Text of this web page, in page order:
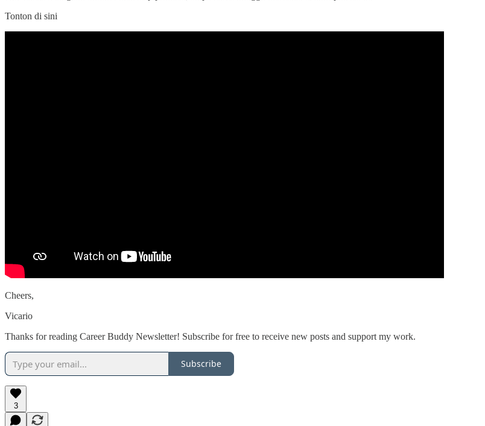
Tonton di sini
Cheers,
Vicario
Thanks for reading Career Buddy Newsletter! Subscribe for free to receive new posts and support my work.
Subscribe
3